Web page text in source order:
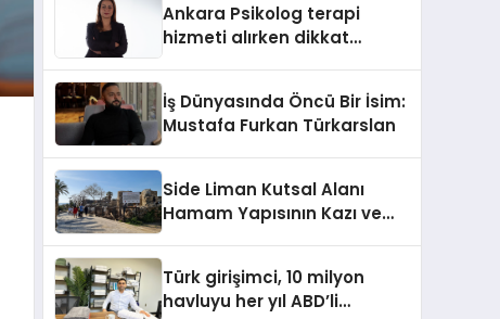
Ankara Psikolog terapi
hizmeti alırken dikkat
İş Dünyasında Öncü Bir İsim:
Mustafa Furkan Türkarslan
Side Liman Kutsal Alanı
Hamam Yapısının Kazı ve
Katkılarıyla Tamamlandı
Türk girişimci, 10 milyon
havluyu her yıl ABD’li